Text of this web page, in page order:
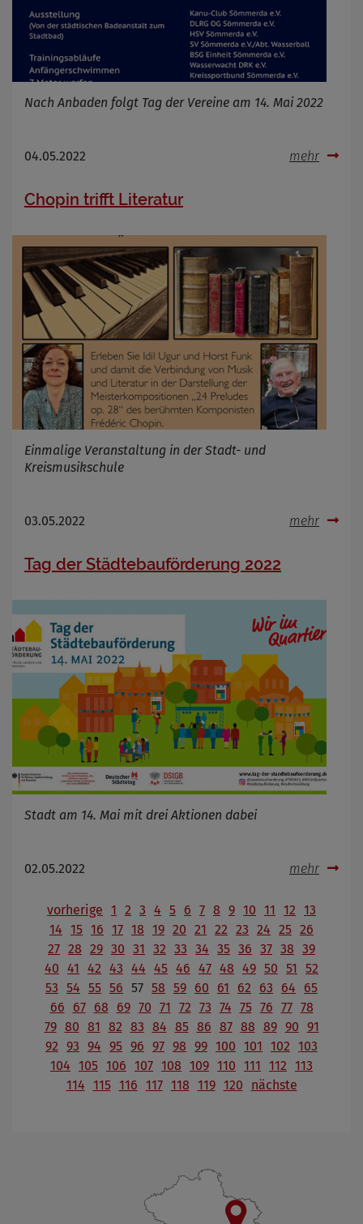
Nach Anbaden folgt Tag der Vereine am 14. Mai 2022
04.05.2022 mehr
Chopin trifft Literatur
Einmalige Veranstaltung in der Stadt- und
Kreismusikschule
03.05.2022 mehr
Tag der Städtebauförderung 2022
Stadt am 14. Mai mit drei Aktionen dabei
02.05.2022 mehr
vorherige 1 2 3 4 5 6 7 8 9 10 11 12 13
14 15 16 17 18 19 20 21 22 23 24 25 26
27 28 29 30 31 32 33 34 35 36 37 38 39
40 41 42 43 44 45 46 47 48 49 50 51
52
53 54 55 56 57 58 59 60 61 62 63 64
65
66
67 68 69 70 71 72 73 74 75 76 77 78
79 80 81 82 83 84 85 86 87 88 89 90 91
92 93 94 95 96 97 98 99 100 101 102 103
104 105 106 107 108 109 110 111 112 113
114 115 116 117 118 119 120 nächste
Infos schließen